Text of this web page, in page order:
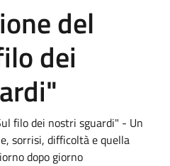
del
dei
filo dei nostri sguardi" - Un
sorrisi, difficoltà e quella
dopo giorno